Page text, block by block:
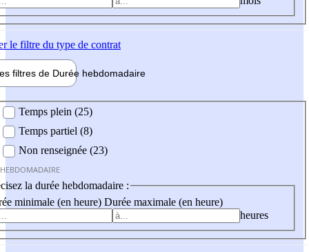
le filtre du type de contrat
filtres de Durée hebdomadaire
Temps plein (25)
Temps partiel (8)
Non renseignée (23)
la durée hebdomadaire :
minimale (en heure) Durée maximale (en heure)
heures